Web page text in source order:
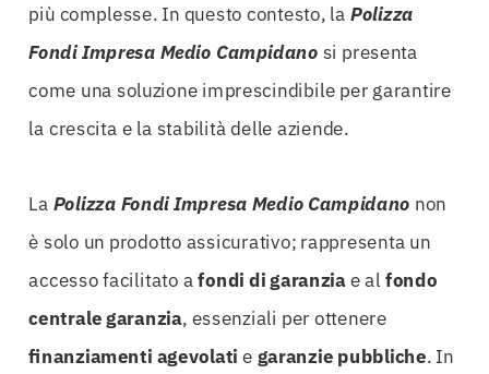
più complesse. In questo contesto, la Polizza
Fondi Impresa Medio Campidano si presenta
come una soluzione imprescindibile per garantire
la crescita e la stabilità delle aziende.
La Polizza Fondi Impresa Medio Campidano non
è solo un prodotto assicurativo; rappresenta un
accesso facilitato afondi di garanziae al fondo
centrale garanzia, essenziali per ottenere
finanziamenti agevolati e garanzie pubbliche. In